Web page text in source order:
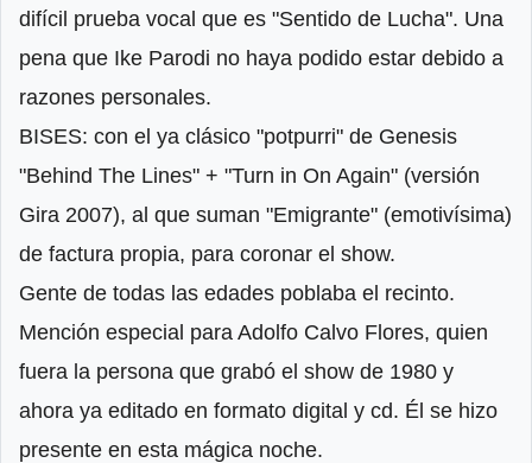
difícil prueba vocal que es "Sentido de Lucha". Una
pena que Ike Parodi no haya podido estar debido a
razones personales.
BISES: con el ya clásico "potpurri" de Genesis
"Behind The Lines" + "Turn in On Again" (versión
Gira 2007), al que suman "Emigrante" (emotivísima)
de factura propia, para coronar el show.
Gente de todas las edades poblaba el recinto.
Mención especial para Adolfo Calvo Flores, quien
fuera la persona que grabó el show de 1980 y
ahora ya editado en formato digital y cd. Él se hizo
presente en esta mágica noche.